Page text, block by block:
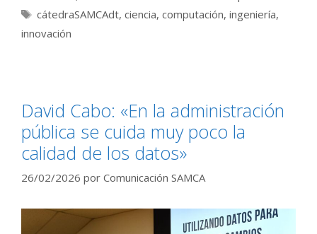
Etiquetas
cátedraSAMCAdt, ciencia, computación, ingeniería,
innovación
David Cabo: «En la administración
pública se cuida muy poco la
calidad de los datos»
26/02/2026 por Comunicación SAMCA